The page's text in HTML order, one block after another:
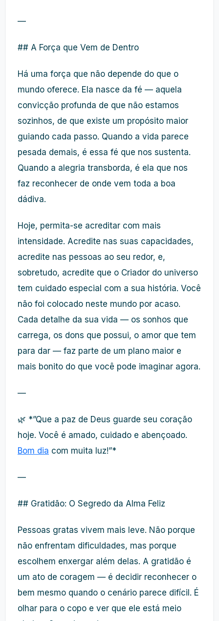
—
## A Força que Vem de Dentro
Há uma força que não depende do que o
mundo oferece. Ela nasce da fé — aquela
convicção profunda de que não estamos
sozinhos, de que existe um propósito maior
guiando cada passo. Quando a vida parece
pesada demais, é essa fé que nos sustenta.
Quando a alegria transborda, é ela que nos
faz reconhecer de onde vem toda a boa
dádiva.
Hoje, permita-se acreditar com mais
intensidade. Acredite nas suas capacidades,
acredite nas pessoas ao seu redor, e,
sobretudo, acredite que o Criador do universo
tem cuidado especial com a sua história. Você
não foi colocado neste mundo por acaso.
Cada detalhe da sua vida — os sonhos que
carrega, os dons que possui, o amor que tem
para dar — faz parte de um plano maior e
mais bonito do que você pode imaginar agora.
—
🌿 *”Que a paz de Deus guarde seu coração
hoje. Você é amado, cuidado e abençoado.
Bom dia com muita luz!”*
—
## Gratidão: O Segredo da Alma Feliz
Pessoas gratas vivem mais leve. Não porque
não enfrentam dificuldades, mas porque
escolhem enxergar além delas. A gratidão é
um ato de coragem — é decidir reconhecer o
bem mesmo quando o cenário parece difícil. É
olhar para o copo e ver que ele está meio